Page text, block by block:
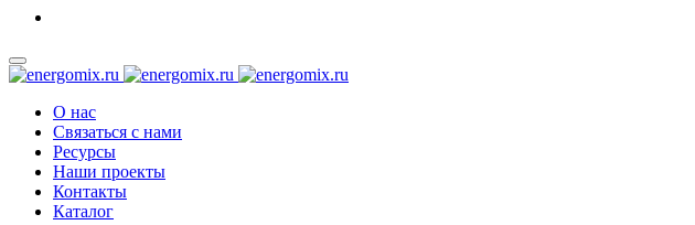
О нас
Связаться с нами
Ресурсы
Наши проекты
Контакты
Каталог